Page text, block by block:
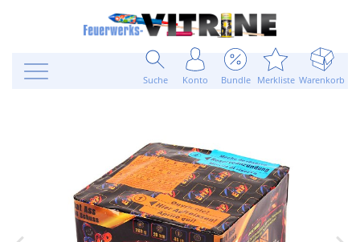
Suche Konto Bundle Merkliste Warenkorb